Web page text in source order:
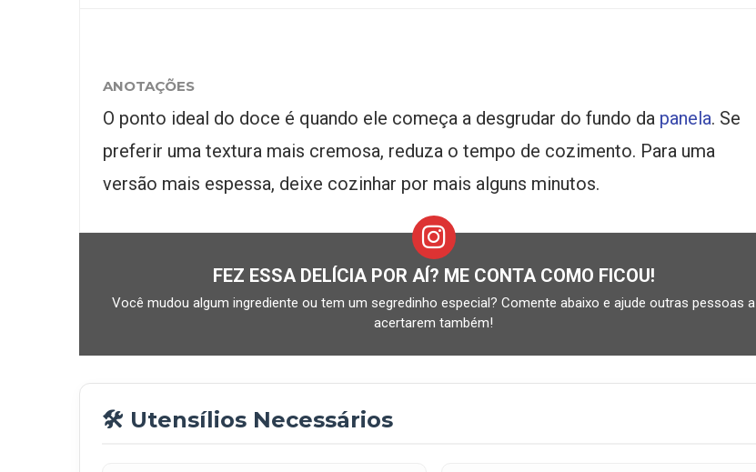
ANOTAÇÕES
O ponto ideal do doce é quando ele começa a desgrudar do fundo da panela. Se
preferir uma textura mais cremosa, reduza o tempo de cozimento. Para uma
versão mais espessa, deixe cozinhar por mais alguns minutos.
FEZ ESSA DELÍCIA POR AÍ? ME CONTA COMO FICOU!
Você mudou algum ingrediente ou tem um segredinho especial? Comente abaixo e ajude outras pessoas a
acertarem também!
🛠️ Utensílios Necessários